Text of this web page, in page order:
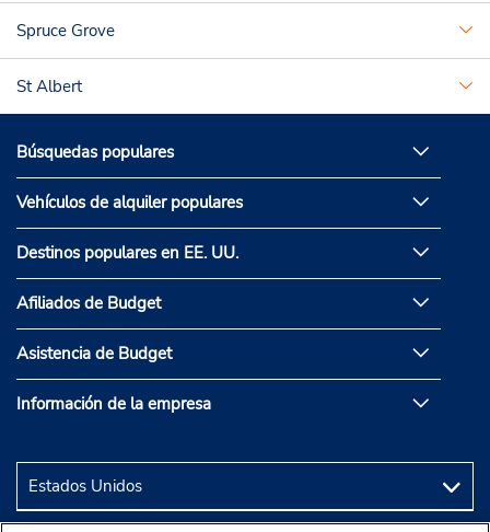
Spruce Grove
St Albert
Búsquedas populares
Vehículos de alquiler populares
Destinos populares en EE. UU.
Afiliados de Budget
Asistencia de Budget
Información de la empresa